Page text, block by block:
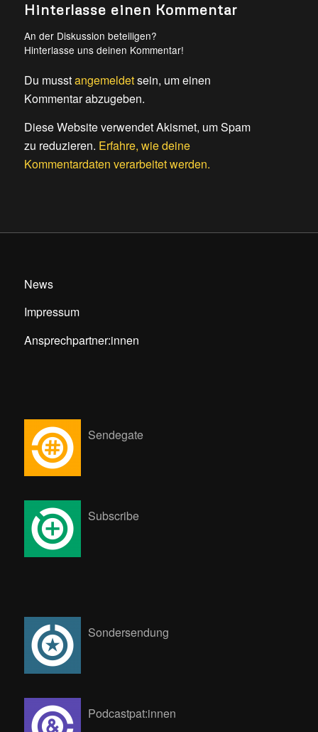
Hinterlasse einen Kommentar
An der Diskussion beteiligen?
Hinterlasse uns deinen Kommentar!
Du musstangemeldetsein, um einen
Kommentar abzugeben.
Diese Website verwendet Akismet, um Spam
zu reduzieren. Erfahre, wie deine
Kommentardaten verarbeitet werden.
News
Impressum
Ansprechpartner:innen
Sendegate
Subscribe
Sondersendung
Podcastpat:innen